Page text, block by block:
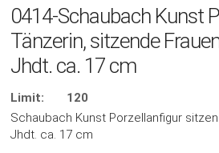
0414-Schaubach Kunst
Tänzerin, sitzende
Jhdt. ca. 17 cm
Limit:
120
Schaubach Kunst Porzellanfigur
Jhdt. ca. 17 cm